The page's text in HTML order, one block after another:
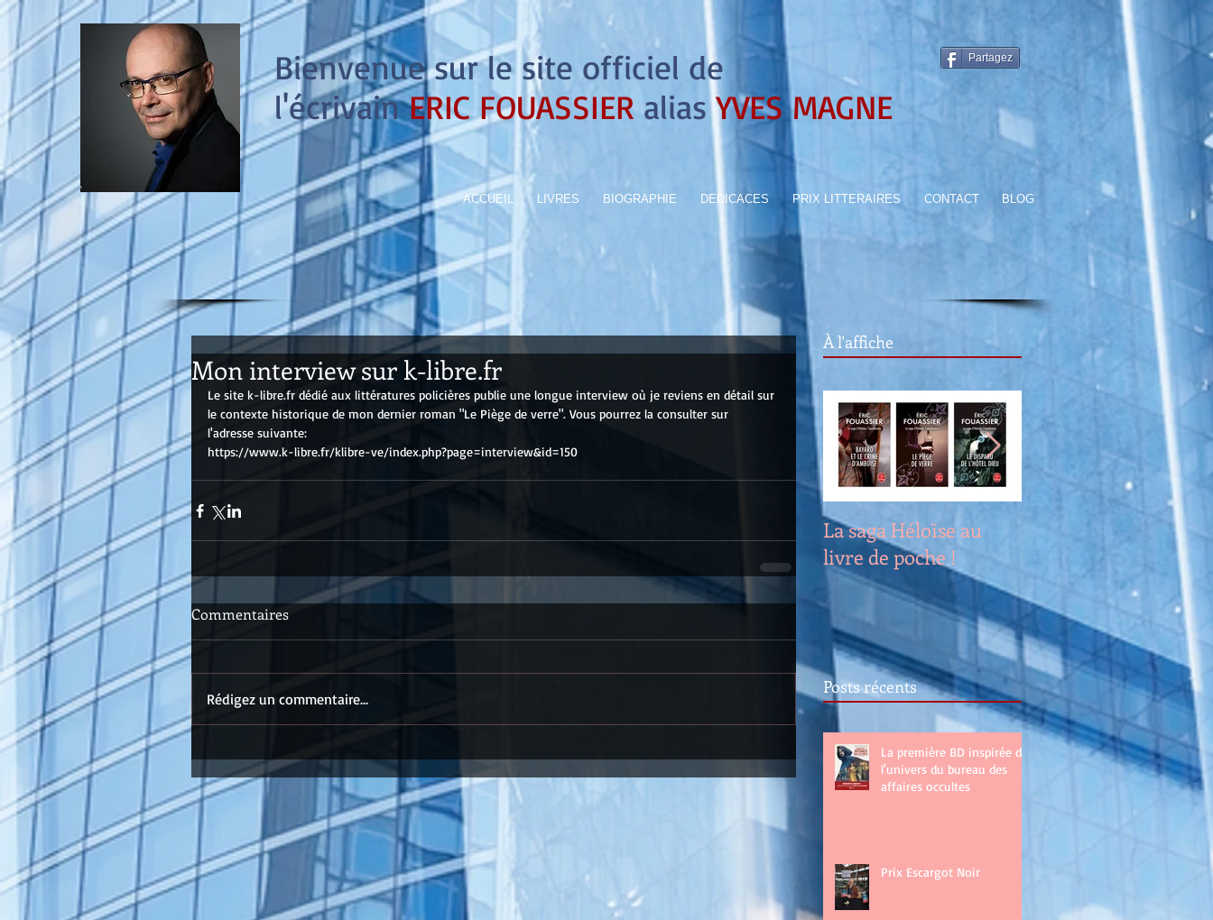
Bienvenue sur le site officiel de
l'écrivain ERIC FOUASSIERaliasYVES MAGNE
Partagez
ACCUEIL LIVRES BIOGRAPHIE DEDICACES PRIX LITTERAIRES CONTACT BLOG
Mon interview sur k-libre.fr
Le site k-libre.fr dédié aux littératures policières publie une longue interview où je reviens en détail sur
le contexte historique de mon dernier roman "Le Piège de verre". Vous pourrez la consulter sur
l'adresse suivante:
https://www.k-libre.fr/klibre-ve/index.php?page=interview&id=150
Commentaires
Rédigez un commentaire...
À l'affiche
La saga Héloïse au
livre de poche !
Posts récents
La première BD inspirée de
l'univers du bureau des
affaires occultes
Prix Escargot Noir